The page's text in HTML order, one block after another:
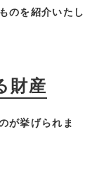
のを紹介いたし
財産
が挙げられま